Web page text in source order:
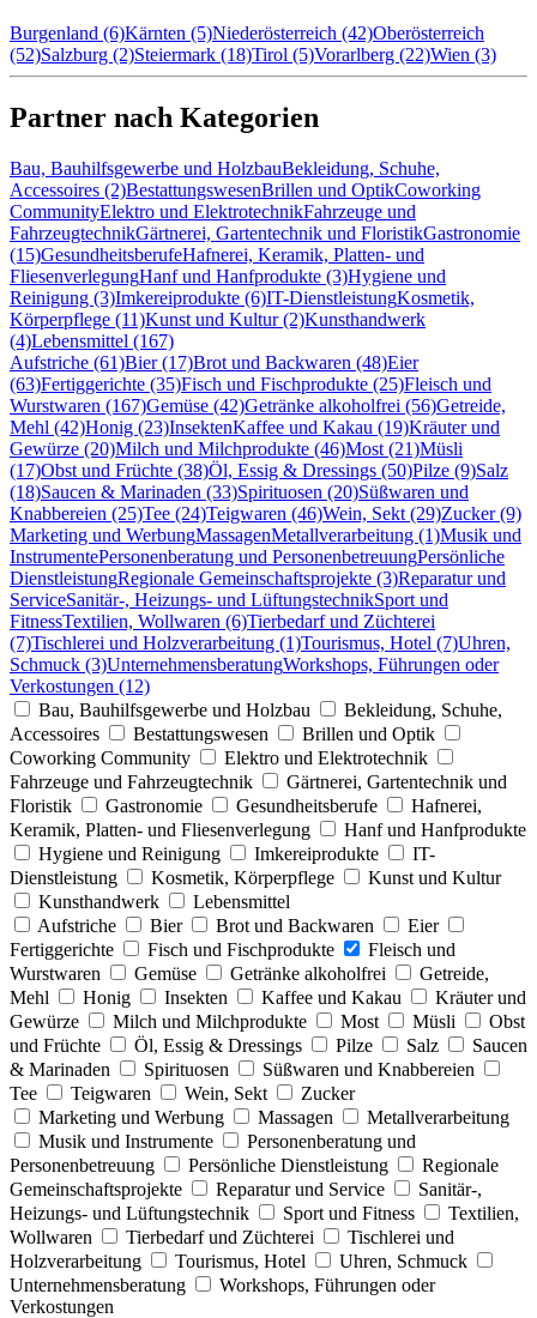
Burgenland (6)Kärnten (5)Niederösterreich (42)Oberösterreich
(52)Salzburg (2)Steiermark (18)Tirol (5)Vorarlberg (22)Wien (3)
Partner nach Kategorien
Bau, Bauhilfsgewerbe und HolzbauBekleidung, Schuhe,
Accessoires (2)BestattungswesenBrillen und OptikCoworking
CommunityElektro und ElektrotechnikFahrzeuge und
FahrzeugtechnikGärtnerei, Gartentechnik und FloristikGastronomie
(15)GesundheitsberufeHafnerei, Keramik, Platten- und
FliesenverlegungHanf und Hanfprodukte (3)Hygiene und
Reinigung (3)Imkereiprodukte (6)IT-DienstleistungKosmetik,
Körperpflege (11)Kunst und Kultur (2)Kunsthandwerk
(4)Lebensmittel (167)
Aufstriche (61)Bier (17)Brot und Backwaren (48)Eier
(63)Fertiggerichte (35)Fisch und Fischprodukte (25)Fleisch und
Wurstwaren (167)Gemüse (42)Getränke alkoholfrei (56)Getreide,
Mehl (42)Honig (23)InsektenKaffee und Kakau (19)Kräuter und
Gewürze (20)Milch und Milchprodukte (46)Most (21)Müsli
(17)Obst und Früchte (38)Öl, Essig & Dressings (50)Pilze (9)Salz
(18)Saucen & Marinaden (33)Spirituosen (20)Süßwaren und
Knabbereien (25)Tee (24)Teigwaren (46)Wein, Sekt (29)Zucker (9)
Marketing und WerbungMassagenMetallverarbeitung (1)Musik und
InstrumentePersonenberatung und PersonenbetreuungPersönliche
DienstleistungRegionale Gemeinschaftsprojekte (3)Reparatur und
ServiceSanitär-, Heizungs- und LüftungstechnikSport und
FitnessTextilien, Wollwaren (6)Tierbedarf und Züchterei
(7)Tischlerei und Holzverarbeitung (1)Tourismus, Hotel (7)Uhren,
Schmuck (3)UnternehmensberatungWorkshops, Führungen oder
Verkostungen (12)
Bau, Bauhilfsgewerbe und Holzbau
Bekleidung, Schuhe,
Accessoires
Bestattungswesen
Brillen und Optik
Coworking Community
Elektro und Elektrotechnik
Fahrzeuge und Fahrzeugtechnik
Gärtnerei, Gartentechnik und
Floristik
Gastronomie Gesundheitsberufe
Hafnerei,
Keramik, Platten- und Fliesenverlegung
Hanf und Hanfprodukte
Hygiene und Reinigung
Imkereiprodukte
IT-
Dienstleistung
Kosmetik, Körperpflege
Kunst und Kultur
Kunsthandwerk
Lebensmittel
Aufstriche
Bier Brot und Backwaren
Eier
Fertiggerichte
Fisch und Fischprodukte
Fleisch und
Wurstwaren
Gemüse Getränke alkoholfrei
Getreide,
Mehl
Honig Insekten Kaffee und Kakau
Kräuter und
Gewürze
Milch und Milchprodukte Most Müsli
Obst
und Früchte
Öl, Essig & Dressings Pilze Salz
Saucen
& Marinaden
Spirituosen
Süßwaren und Knabbereien
Tee
Teigwaren Wein, Sekt
Zucker
Marketing und Werbung
Massagen
Metallverarbeitung
Musik und Instrumente
Personenberatung und
Personenbetreuung
Persönliche Dienstleistung
Regionale
Gemeinschaftsprojekte
Reparatur und Service
Sanitär-,
Heizungs- und Lüftungstechnik
Sport und Fitness
Textilien,
Wollwaren
Tierbedarf und Züchterei
Tischlerei und
Holzverarbeitung
Tourismus, Hotel
Uhren, Schmuck
Unternehmensberatung
Workshops, Führungen oder
Verkostungen